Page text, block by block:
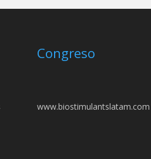
Congreso
www.biostimulantslatam.com